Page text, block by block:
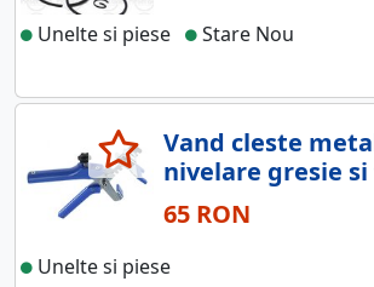
Unelte si piese
Stare Nou
Vand cleste
nivelare gresie
65 RON
Unelte si piese